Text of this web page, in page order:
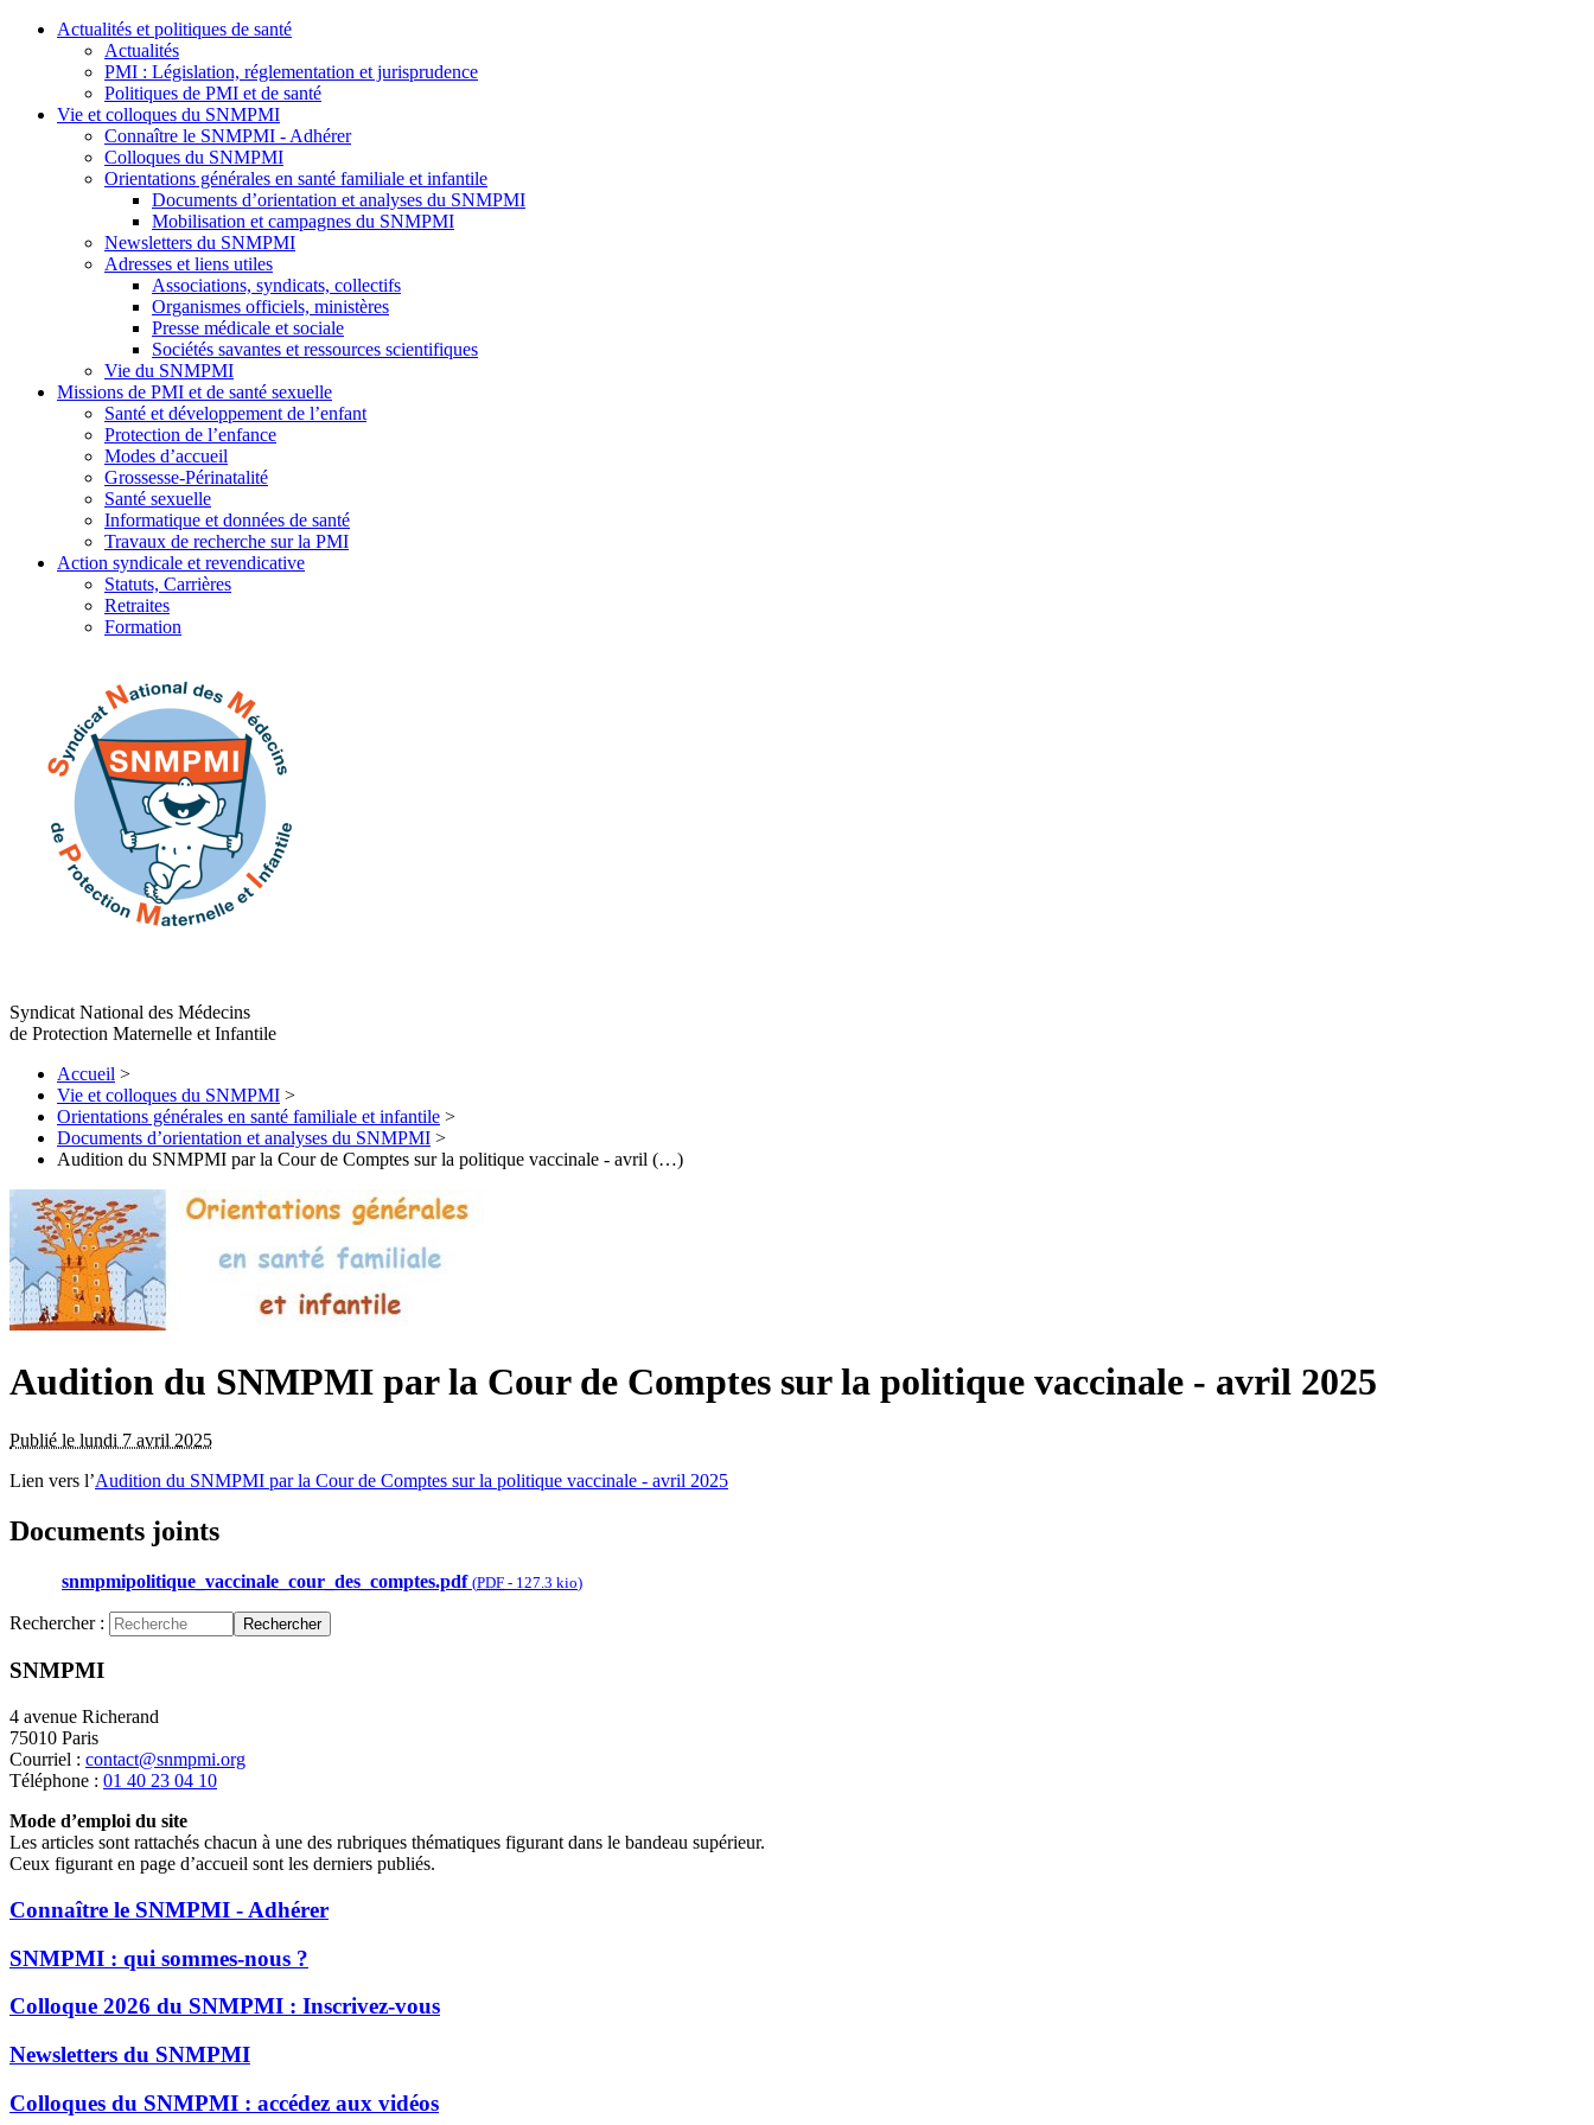
Actualités et politiques de santé
Actualités
PMI : Législation, réglementation et jurisprudence
Politiques de PMI et de santé
Vie et colloques du SNMPMI
Connaître le SNMPMI - Adhérer
Colloques du SNMPMI
Orientations générales en santé familiale et infantile
Documents d’orientation et analyses du SNMPMI
Mobilisation et campagnes du SNMPMI
Newsletters du SNMPMI
Adresses et liens utiles
Associations, syndicats, collectifs
Organismes officiels, ministères
Presse médicale et sociale
Sociétés savantes et ressources scientifiques
Vie du SNMPMI
Missions de PMI et de santé sexuelle
Santé et développement de l’enfant
Protection de l’enfance
Modes d’accueil
Grossesse-Périnatalité
Santé sexuelle
Informatique et données de santé
Travaux de recherche sur la PMI
Action syndicale et revendicative
Statuts, Carrières
Retraites
Formation
Syndicat National des Médecins
de Protection Maternelle et Infantile
Accueil >
Vie et colloques du SNMPMI >
Orientations générales en santé familiale et infantile >
Documents d’orientation et analyses du SNMPMI >
Audition du SNMPMI par la Cour de Comptes sur la politique vaccinale - avril (…)
Audition du SNMPMI par la Cour de Comptes sur la politique vaccinale - avril 2025
Publié le lundi 7 avril 2025
Lien vers l’Audition du SNMPMI par la Cour de Comptes sur la politique vaccinale - avril 2025
Documents joints
snmpmipolitique_vaccinale_cour_des_comptes.pdf (PDF - 127.3 kio)
Rechercher : Rechercher
SNMPMI
4 avenue Richerand
75010 Paris
Courriel : contact@snmpmi.org
Téléphone : 01 40 23 04 10
Mode d’emploi du site
Les articles sont rattachés chacun à une des rubriques thématiques figurant dans le bandeau supérieur.
Ceux figurant en page d’accueil sont les derniers publiés.
Connaître le SNMPMI - Adhérer
SNMPMI : qui sommes-nous ?
Colloque 2026 du SNMPMI : Inscrivez-vous
Newsletters du SNMPMI
Colloques du SNMPMI : accédez aux vidéos